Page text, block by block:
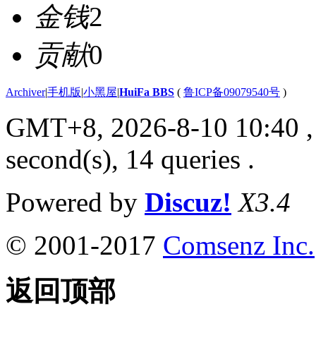
金钱2
贡献0
Archiver|手机版|小黑屋|HuiFa BBS ( 鲁ICP备09079540号 )
GMT+8, 2026-8-10 10:40
second(s), 14 queries .
Powered by Discuz! X3.4
© 2001-2017 Comsenz Inc.
返回顶部